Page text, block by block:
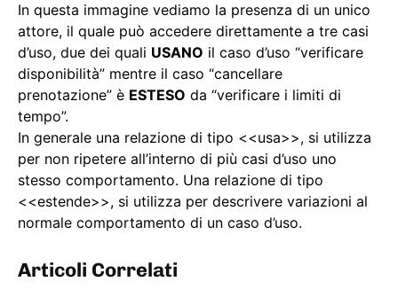
In questa immagine vediamo la presenza di un unico
attore, il quale può accedere direttamente a tre casi
d’uso, due dei quali USANO il caso d’uso “verificare
disponibilità” mentre il caso “cancellare
prenotazione” è ESTESO da “verificare i limiti di
tempo”.
In generale una relazione di tipo <<usa>>, si utilizza
per non ripetere all’interno di più casi d’uso uno
stesso comportamento. Una relazione di tipo
<<estende>>, si utilizza per descrivere variazioni al
normale comportamento di un caso d’uso.
Articoli Correlati